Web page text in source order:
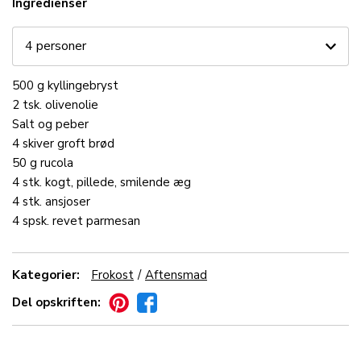
500 g kyllingebryst
2 tsk. olivenolie
Salt og peber
4 skiver groft brød
50 g rucola
4 stk. kogt, pillede, smilende æg
4 stk. ansjoser
4 spsk. revet parmesan
Kategorier: Frokost
Aftensmad
Del opskriften: